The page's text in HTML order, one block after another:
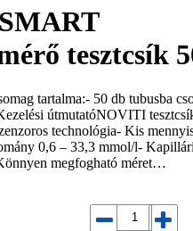
tesztcsík
tartalma:- 50 db tubusba
útmutatóNOVITI
technológia- Kis
0,6 – 33,3 mmol/l-
megfogható méret…